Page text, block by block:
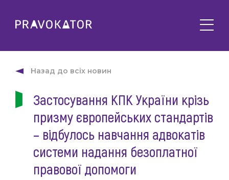
Про клуб
PRAVOKATOR.Київ
PRAVOKATOR.Одеса
Напрямки діяльності
Заходи
Майбутні
Новини
Події
Статті
Напрацювання та продукти
Контакти
Назад до всіх новин
Застосування КПК України крізь
призму європейських стандартів
– відбулось навчання адвокатів
системи надання безоплатної
правової допомоги